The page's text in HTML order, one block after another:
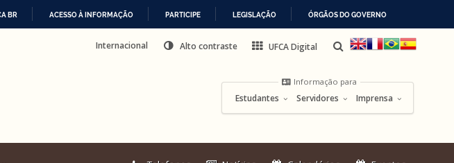
BR ACESSO À INFORMAÇÃO PARTICIPE LEGISLAÇÃO ÓRGÃOS DO GOVERNO
Internacional Alto contraste UFCA Digital
Informação para
Estudantes Servidores Imprensa